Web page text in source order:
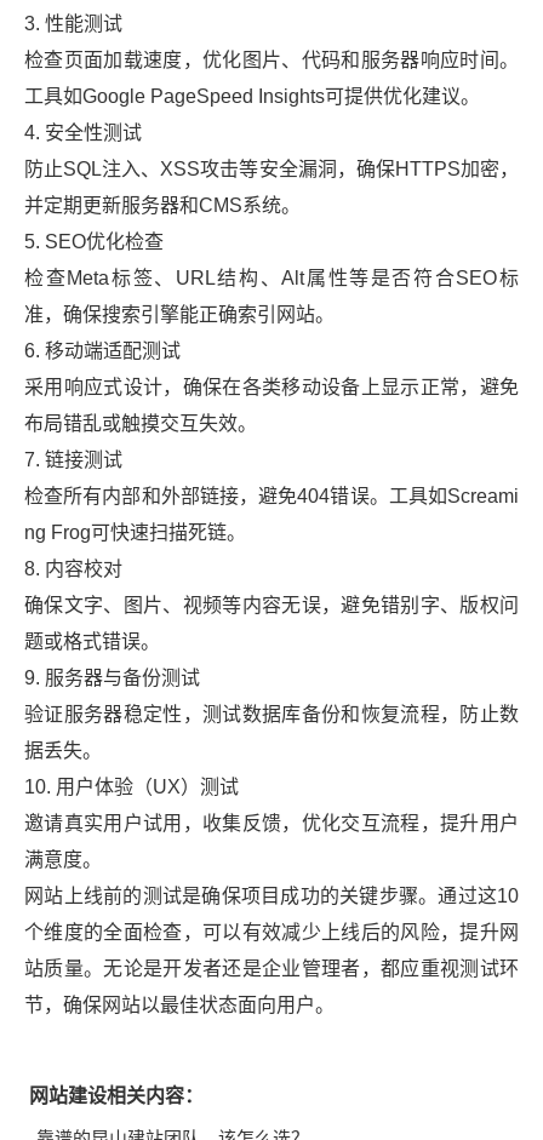
3. 性能测试
检查页面加载速度，优化图片、代码和服务器响应时间。
工具如Google PageSpeed Insights可提供优化建议。
4. 安全性测试
防止SQL注入、XSS攻击等安全漏洞，确保HTTPS加密，
并定期更新服务器和CMS系统。
5. SEO优化检查
检查Meta标签、URL结构、Alt属性等是否符合SEO标
准，确保搜索引擎能正确索引网站。
6. 移动端适配测试
采用响应式设计，确保在各类移动设备上显示正常，避免
布局错乱或触摸交互失效。
7. 链接测试
检查所有内部和外部链接，避免404错误。工具如Screami
ng Frog可快速扫描死链。
8. 内容校对
确保文字、图片、视频等内容无误，避免错别字、版权问
题或格式错误。
9. 服务器与备份测试
验证服务器稳定性，测试数据库备份和恢复流程，防止数
据丢失。
10. 用户体验（UX）测试
邀请真实用户试用，收集反馈，优化交互流程，提升用户
满意度。
网站上线前的测试是确保项目成功的关键步骤。通过这10
个维度的全面检查，可以有效减少上线后的风险，提升网
站质量。无论是开发者还是企业管理者，都应重视测试环
节，确保网站以最佳状态面向用户。
网站建设相关内容：